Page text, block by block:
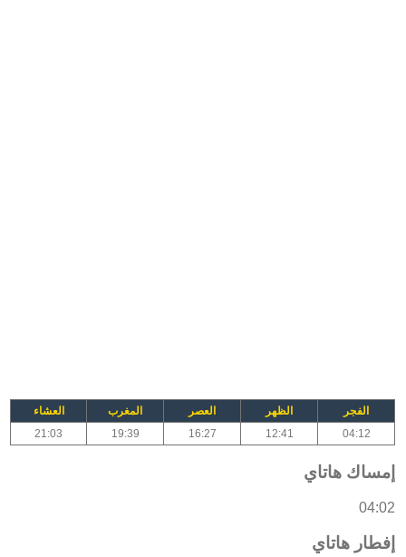
الفجر الظهر العصر المغرب
العشاء
04:12
12:41
16:27
19:39
21:03
إمساك هاتاي
04:02
إفطار هاتاي